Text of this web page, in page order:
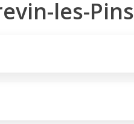
les-Pins